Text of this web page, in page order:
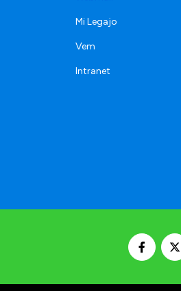
Mi Legajo
Vem
Intranet